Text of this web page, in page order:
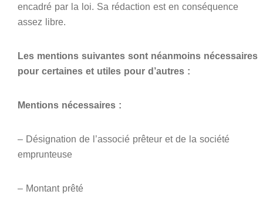
encadré par la loi. Sa rédaction est en conséquence
assez libre.
Les mentions suivantes sont néanmoins nécessaires
pour certaines et utiles pour d’autres :
Mentions nécessaires :
– Désignation de l’associé prêteur et de la société
emprunteuse
– Montant prêté